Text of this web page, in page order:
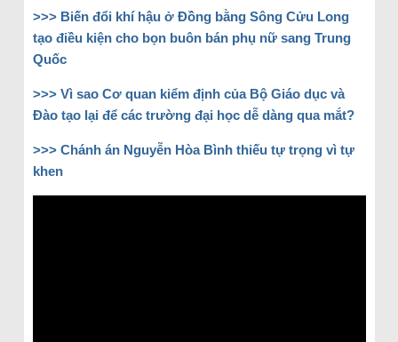
>>> Biến đổi khí hậu ở Đồng bằng Sông Cửu Long
tạo điều kiện cho bọn buôn bán phụ nữ sang Trung
Quốc
>>> Vì sao Cơ quan kiểm định của Bộ Giáo dục và
Đào tạo lại để các trường đại học dễ dàng qua mắt?
>>> Chánh án Nguyễn Hòa Bình thiếu tự trọng vì tự
khen